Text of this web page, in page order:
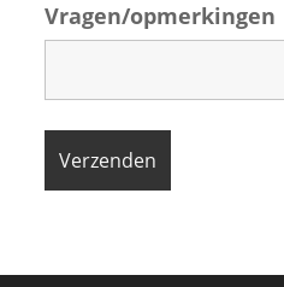
Vragen/opmerkingen